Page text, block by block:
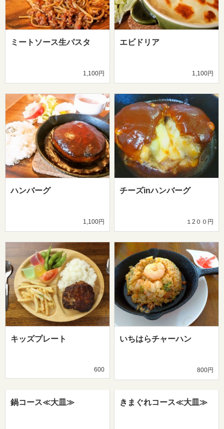
ミートソース生パスタ
1,100円
エビドリア
1,100円
ハンバーグ
1,100円
チーズinハンバーグ
１2００円
キッズプレート
600
いちはらチャーハン
800円
鍋コース≪大皿≫ きまぐれコース≪大皿≫